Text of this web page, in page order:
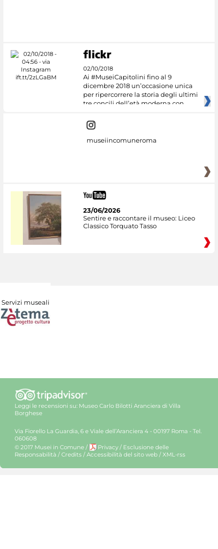
02/10/2018
Ai #MuseiCapitolini fino al 9
dicembre 2018 un’occasione unica
per ripercorrere la storia degli ultimi
tre concili dell’età moderna con
museiincomuneroma
23/06/2026
Sentire e raccontare il museo: Liceo
Classico Torquato Tasso
Servizi museali
Leggi le recensioni su: Museo Carlo Bilotti Aranciera di Villa
Borghese
Via Fiorello La Guardia, 6 e Viale dell’Aranciera 4 - 00197 Roma - Tel.
060608
© 2017 Musei in Comune / Privacy / Esclusione delle
Responsabilità / Credits / Accessibilità del sito web / XML-rss